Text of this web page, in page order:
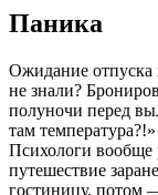
Паника
Ожидание отпуска
не знали?
полуночи перед
там
Психологи вообще
путешествие
гостиницу, потом